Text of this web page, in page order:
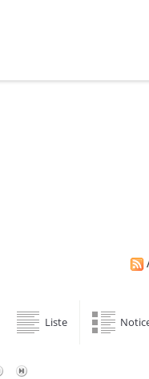
d'audience,
Liste